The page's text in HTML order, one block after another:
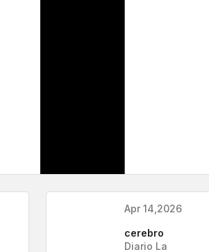
Apr 14,2026
cerebro
Diario La